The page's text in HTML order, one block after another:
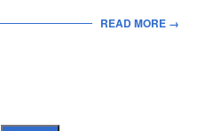
READ MORE →